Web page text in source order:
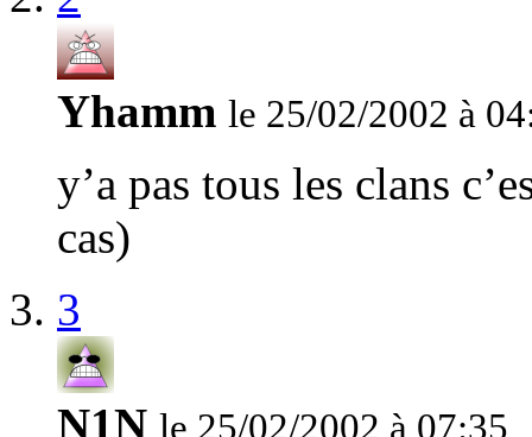
Yhamm le 25/02/2002 à
y’a pas tous les clans
cas)
3
N1N le 25/02/2002 à 07:35